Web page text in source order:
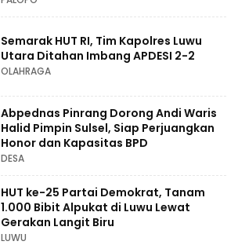
Semarak HUT RI, Tim Kapolres Luwu
Utara Ditahan Imbang APDESI 2-2
OLAHRAGA
Abpednas Pinrang Dorong Andi Waris
Halid Pimpin Sulsel, Siap Perjuangkan
Honor dan Kapasitas BPD
DESA
HUT ke-25 Partai Demokrat, Tanam
1.000 Bibit Alpukat di Luwu Lewat
Gerakan Langit Biru
LUWU